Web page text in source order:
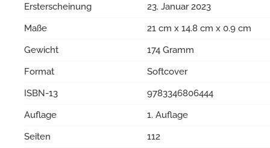
Ersterscheinung
23. Januar 2023
Maße
21 cm x 14.8 cm x 0.9 cm
Gewicht
174 Gramm
Format
Softcover
ISBN-13
9783346806444
Auflage
1. Auflage
Seiten
112